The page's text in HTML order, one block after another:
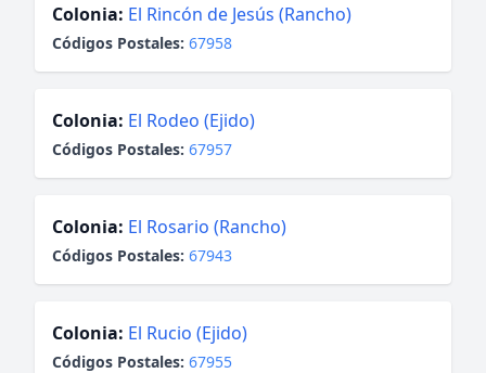
Colonia: El Rincón de Jesús (Rancho)
Códigos Postales: 67958
Colonia: El Rodeo (Ejido)
Códigos Postales: 67957
Colonia: El Rosario (Rancho)
Códigos Postales: 67943
Colonia: El Rucio (Ejido)
Códigos Postales: 67955